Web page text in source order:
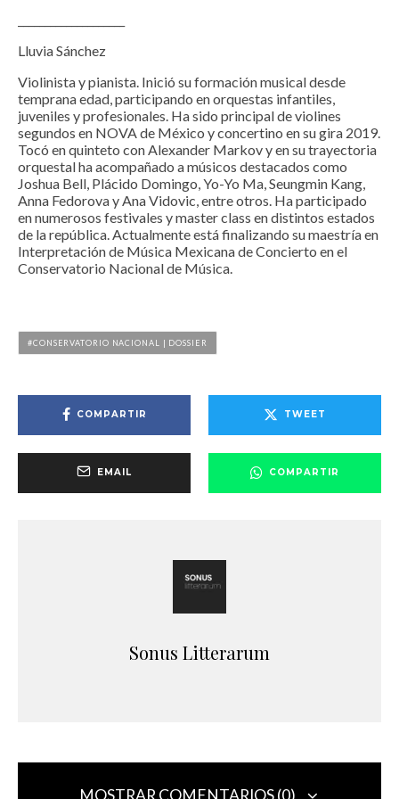
Lluvia Sánchez
Violinista y pianista. Inició su formación musical desde
temprana edad, participando en orquestas infantiles,
juveniles y profesionales. Ha sido principal de violines
segundos en NOVA de México y concertino en su gira 2019.
Tocó en quinteto con Alexander Markov y en su trayectoria
orquestal ha acompañado a músicos destacados como
Joshua Bell, Plácido Domingo, Yo-Yo Ma, Seungmin Kang,
Anna Fedorova y Ana Vidovic, entre otros. Ha participado
en numerosos festivales y master class en distintos estados
de la república. Actualmente está finalizando su maestría en
Interpretación de Música Mexicana de Concierto en el
Conservatorio Nacional de Música.
CONSERVATORIO NACIONAL | DOSSIER
COMPARTIR TWEET
EMAIL COMPARTIR
Sonus Litterarum
MOSTRAR COMENTARIOS (0)